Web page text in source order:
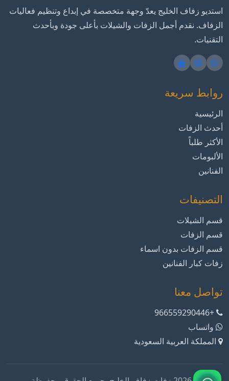
استديو زفاف الخليج يعدّ وجهة متخصصة في إبداع وتنظيم فعاليات
الزفاف. نقدم أجمل الزفات والشيلات بأعلى جودة وبأحدث
التقنيات.
روابط سريعة
الرئيسية
أحدث الزفات
الأكثر طلباً
الألبومات
الفنانين
التصنيفات
قسم الشيلات
قسم الزفات
قسم الزفات بدون اسماء
زفات كبار الفنانين
تواصل معنا
+966559290446
واتساب
المملكة العربية السعودية